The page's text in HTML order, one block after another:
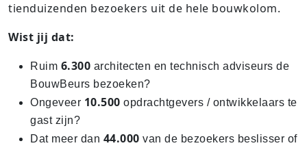
tienduizenden bezoekers uit de hele bouwkolom.
Wist jij dat:
Ruim 6.300 architecten en technisch adviseurs de
BouwBeurs bezoeken?
Ongeveer 10.500 opdrachtgevers / ontwikkelaars te
gast zijn?
Dat meer dan 44.000 van de bezoekers beslisser of